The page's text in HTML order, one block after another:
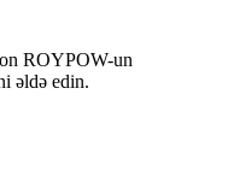
ROYPOW-un
əldə edin.